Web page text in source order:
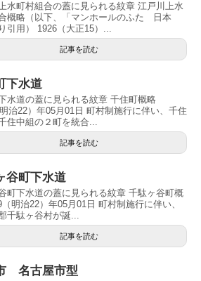
水町村組合の蓋に見られる紋章 江戸川上水
概略（以下、「マンホールのふた 日本
引用） 1926（大正15）...
記事を読む
下水道
水道の蓋に見られる紋章 千住町概略
治22）年05月01日 町村制施行に伴い、千住
住中組の２町を統合...
記事を読む
谷町下水道
町下水道の蓋に見られる紋章 千駄ヶ谷町概
明治22）年05月01日 町村制施行に伴い、
千駄ヶ谷村が誕...
記事を読む
名古屋市型